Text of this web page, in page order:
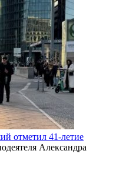
отметил 41-летие
Александра